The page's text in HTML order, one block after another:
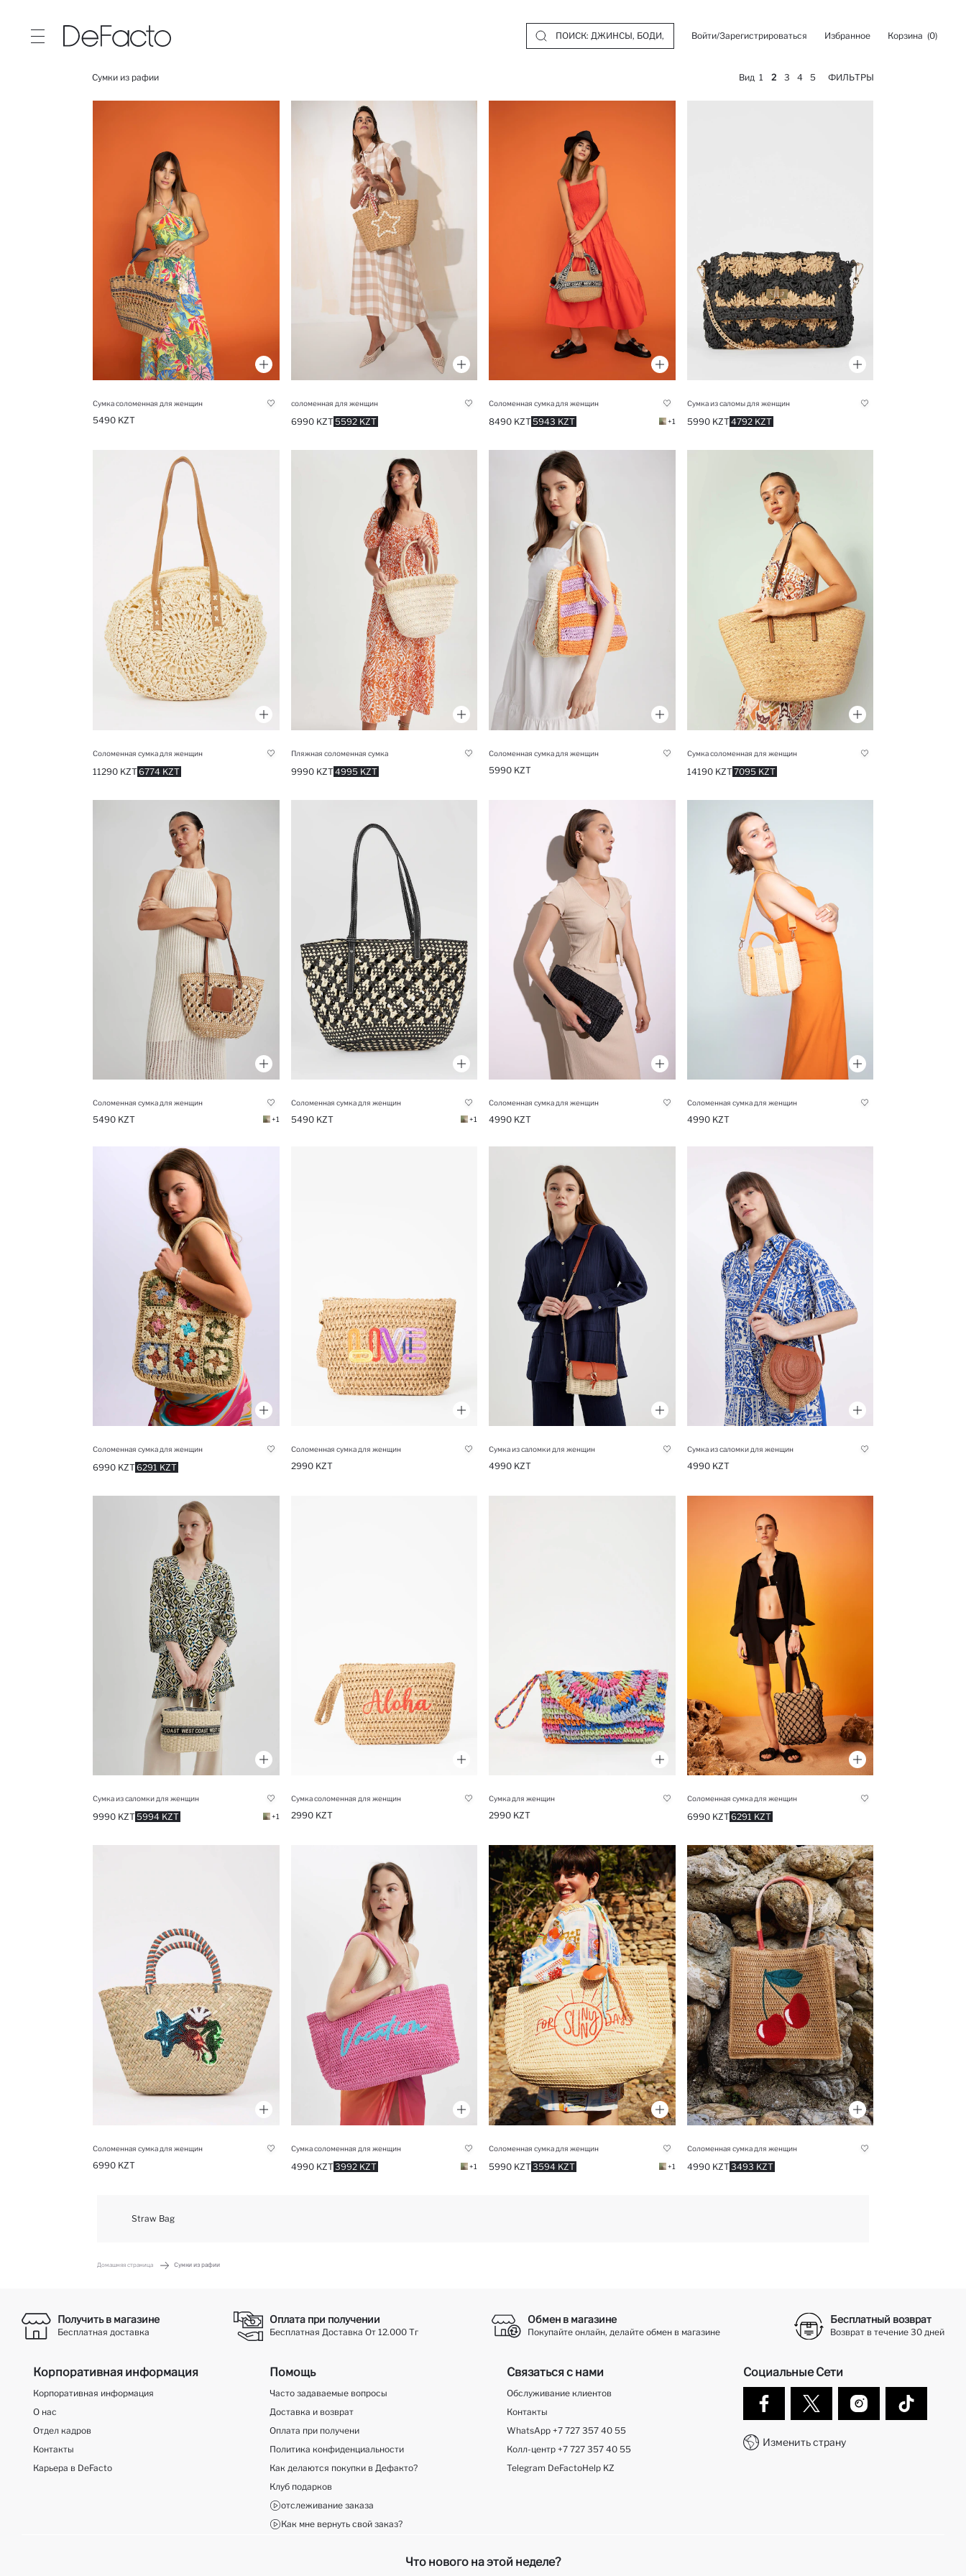
Войти/Зарегистрироваться Избранное Корзина (0)
Сумки из рафии Вид 1 2 3 4 5 ФИЛЬТРЫ
Сумка соломенная для женщин
5490 KZT
соломенная для женщин
5592 KZT
6990 KZT
Соломенная сумка для женщин
5943 KZT
8490 KZT +1
Сумка из саломы для женщин
4792 KZT
5990 KZT
Соломенная сумка для женщин
6774 KZT
11290 KZT
Пляжная соломенная сумка
4995 KZT
9990 KZT
Соломенная сумка для женщин
5990 KZT
Сумка соломенная для женщин
7095 KZT
14190 KZT
Соломенная сумка для женщин
5490 KZT +1
Соломенная сумка для женщин
5490 KZT +1
Соломенная сумка для женщин
4990 KZT
Соломенная сумка для женщин
4990 KZT
Соломенная сумка для женщин
6291 KZT
6990 KZT
Соломенная сумка для женщин
2990 KZT
Сумка из саломки для женщин
4990 KZT
Сумка из саломки для женщин
4990 KZT
Сумка из саломки для женщин
5994 KZT
9990 KZT +1
Сумка соломенная для женщин
2990 KZT
Сумка для женщин
2990 KZT
Соломенная сумка для женщин
6291 KZT
6990 KZT
Соломенная сумка для женщин
6990 KZT
Сумка соломенная для женщин
3992 KZT
4990 KZT +1
Соломенная сумка для женщин
3594 KZT
5990 KZT +1
Соломенная сумка для женщин
3493 KZT
4990 KZT
Straw Bag
Домашняя страница Сумки из рафии
Получить в магазине
Бесплатная доставка
Оплата при получении
Бесплатная Доставка От 12.000 Тг
Обмен в магазине
Покупайте онлайн, делайте обмен в магазине
Бесплатный возврат
Возврат в течение 30 дней
Корпоративная информация
Корпоративная информация
О нас
Отдел кадров
Контакты
Карьера в DeFacto
Помощь
Часто задаваемые вопросы
Доставка и возврат
Оплата при получени
Политика конфиденциальности
Как делаются покупки в Дефакто?
Клуб подарков
отслеживание заказа
Как мне вернуть свой заказ?
Связаться с нами
Обслуживание клиентов
Контакты
WhatsApp +7 727 357 40 55
Колл-центр +7 727 357 40 55
Telegram DeFactoHelp KZ
Социальные Сети
Изменить страну
Что нового на этой неделе?